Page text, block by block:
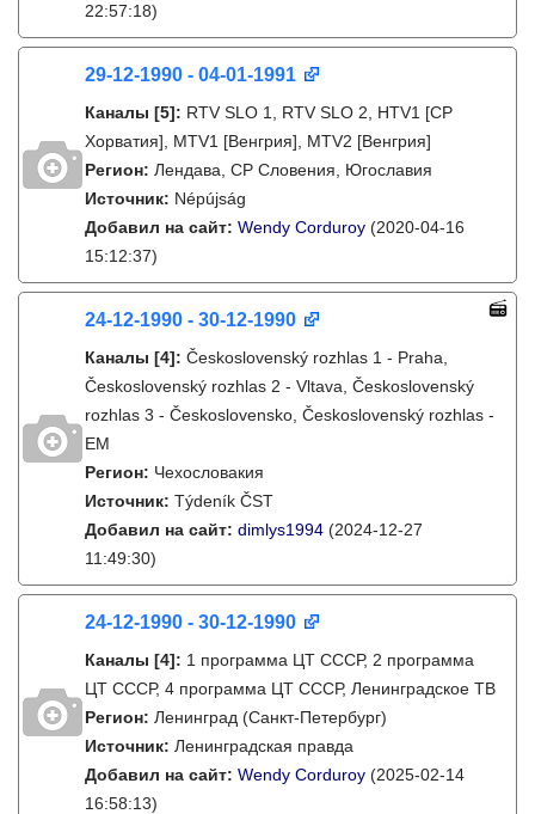
22:57:18)
29-12-1990 - 04-01-1991
Каналы [5]: RTV SLO 1, RTV SLO 2, HTV1 [СР
Хорватия], MTV1 [Венгрия], MTV2 [Венгрия]
Регион: Лендава, СР Словения, Югославия
Источник: Népújság
Добавил на сайт: Wendy Corduroy (2020-04-16
15:12:37)
24-12-1990 - 30-12-1990
Каналы [4]: Československý rozhlas 1 - Praha,
Československý rozhlas 2 - Vltava, Československý
rozhlas 3 - Československo, Československý rozhlas -
EM
Регион: Чехословакия
Источник: Týdeník ČST
Добавил на сайт: dimlys1994 (2024-12-27
11:49:30)
24-12-1990 - 30-12-1990
Каналы [4]: 1 программа ЦТ СССР, 2 программа
ЦТ СССР, 4 программа ЦТ СССР, Ленинградское ТВ
Регион: Ленинград (Санкт-Петербург)
Источник: Ленинградская правда
Добавил на сайт: Wendy Corduroy (2025-02-14
16:58:13)